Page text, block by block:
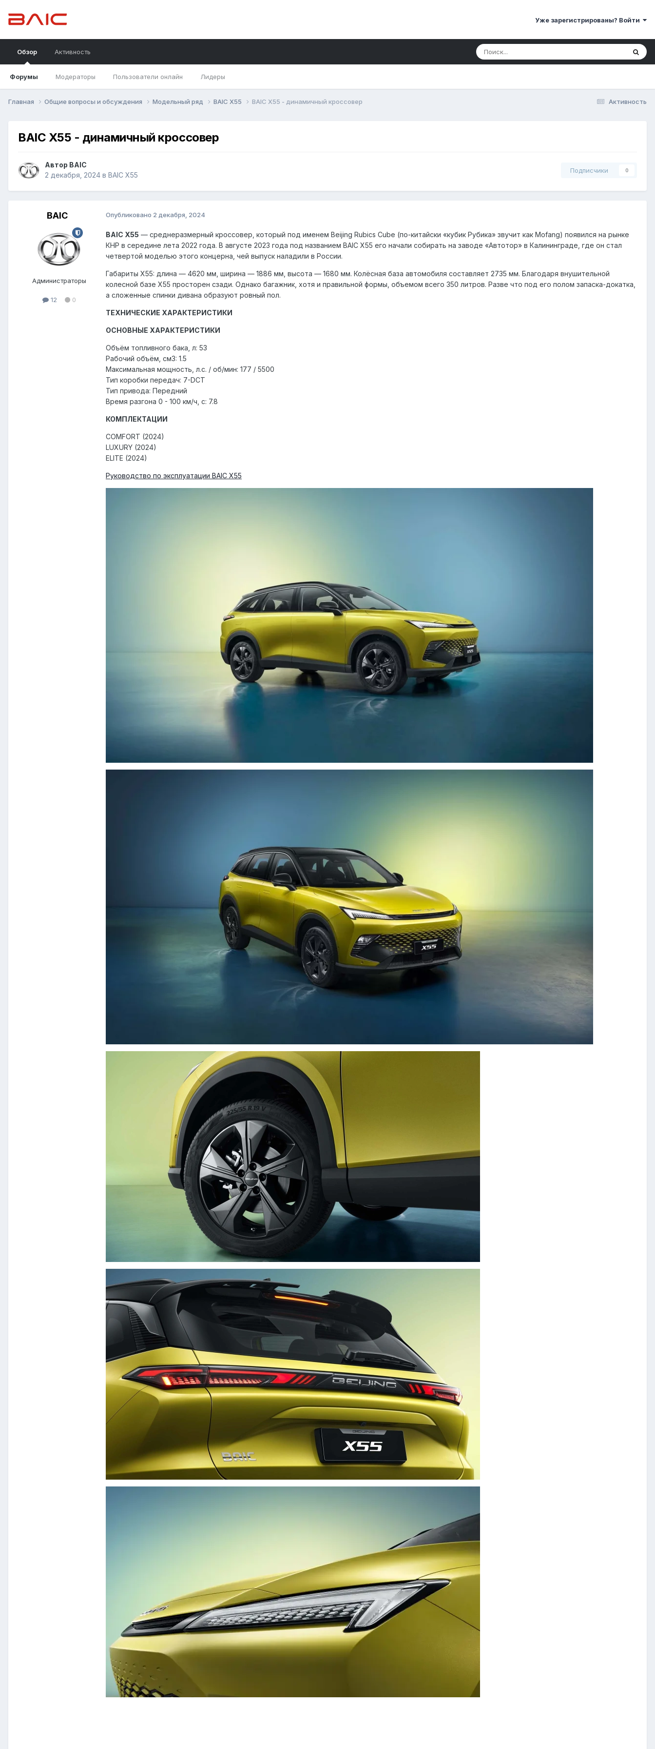
Уже зарегистрированы? Войти
Обзор
Форумы Модераторы Пользователи онлайн Лидеры
Активность
Активность
Главная Общие вопросы и обсуждения Модельный ряд BAIC X55 BAIC X55 - динамичный кроссовер
BAIC X55 - динамичный кроссовер
Автор BAIC
2 декабря, 2024 в BAIC X55
Подписчики 0
BAIC
Администраторы
12 0
Опубликовано 2 декабря, 2024
BAIC X55 — среднеразмерный кроссовер, который под именем Beijing Rubics Cube (по-китайски «кубик Рубика» звучит как Mofang) появился на рынке
КНР в середине лета 2022 года. В августе 2023 года под названием BAIC X55 его начали собирать на заводе «Автотор» в Калининграде, где он стал
четвертой моделью этого концерна, чей выпуск наладили в России.
Габариты X55: длина — 4620 мм, ширина — 1886 мм, высота — 1680 мм. Колёсная база автомобиля составляет 2735 мм. Благодаря внушительной
колесной базе X55 просторен сзади. Однако багажник, хотя и правильной формы, объемом всего 350 литров. Разве что под его полом запаска-докатка,
а сложенные спинки дивана образуют ровный пол.
ТЕХНИЧЕСКИЕ ХАРАКТЕРИСТИКИ
ОСНОВНЫЕ ХАРАКТЕРИСТИКИ
Объём топливного бака, л: 53
Рабочий объём, см3: 1.5
Максимальная мощность, л.с. / об/мин: 177 / 5500
Тип коробки передач: 7-DCT
Тип привода: Передний
Время разгона 0 - 100 км/ч, с: 7.8
КОМПЛЕКТАЦИИ
COMFORT (2024)
LUXURY (2024)
ELITE (2024)
Руководство по эксплуатации BAIC X55